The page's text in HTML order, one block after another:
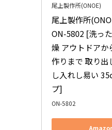
尾上製作所(ONOE)
尾上製作所
ON-5802 [洗っ
燥 アウトドアか
作りまで 取り出
し入れし易い
プ]
ON-5802